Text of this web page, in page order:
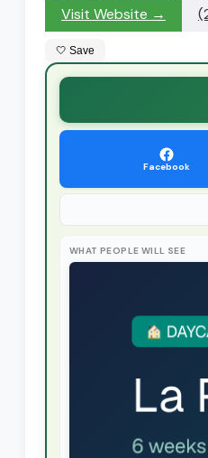
Visit Website →
🤍 Save
Facebook
WHAT PEOPLE WILL SEE